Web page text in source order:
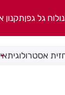
לוח גל גפןתקנון
אסטרולוגית